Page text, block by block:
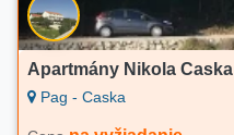
Apartmány Nikola Caska
Pag - Caska